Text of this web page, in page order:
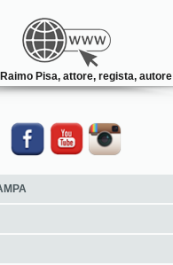
Pisa, attore, regista, autore